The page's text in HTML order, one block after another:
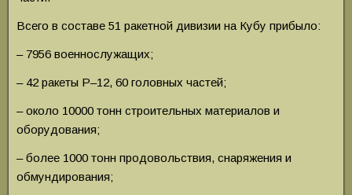
Всего в составе 51 ракетной дивизии на Кубу прибыло:
– 7956 военнослужащих;
– 42 ракеты Р–12, 60 головных частей;
– около 10000 тонн строительных материалов и
оборудования;
– более 1000 тонн продовольствия, снаряжения и
обмундирования;